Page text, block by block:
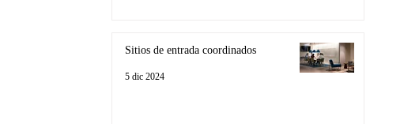
Sitios de entrada coordinados
5 dic 2024